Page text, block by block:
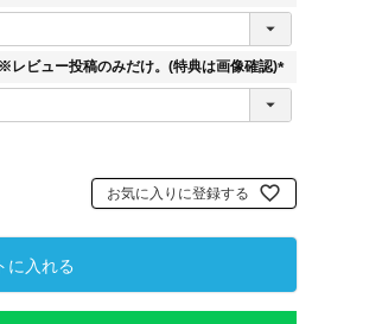
(
須
レビュー投稿のみだけ。(特典は画像確認)
(
お気に入りに登録する
に入れる